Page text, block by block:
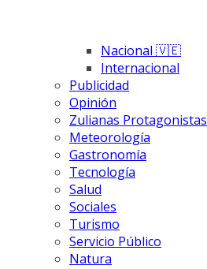
Nacional 🇻🇪
Internacional
Publicidad
Opinión
Zulianas Protagonistas
Meteorología
Gastronomía
Tecnología
Salud
Sociales
Turismo
Servicio Público
Natura